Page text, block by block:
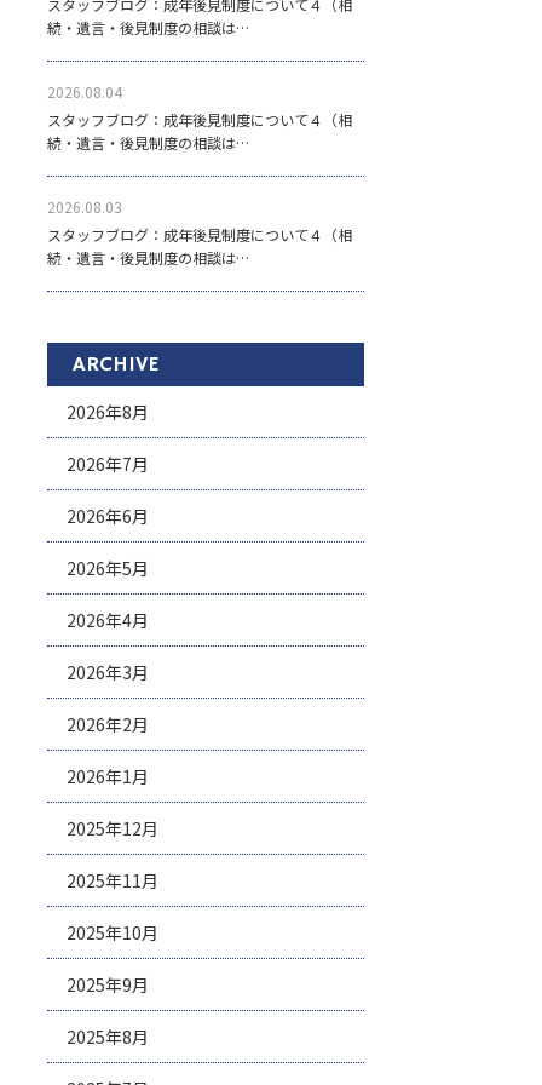
スタッフブログ：成年後見制度について４（相
続・遺言・後見制度の相談は…
2026.08.04
スタッフブログ：成年後見制度について４（相
続・遺言・後見制度の相談は…
2026.08.03
スタッフブログ：成年後見制度について４（相
続・遺言・後見制度の相談は…
ARCHIVE
2026年8月
2026年7月
2026年6月
2026年5月
2026年4月
2026年3月
2026年2月
2026年1月
2025年12月
2025年11月
2025年10月
2025年9月
2025年8月